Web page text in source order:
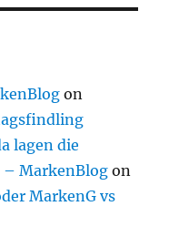
on
lagen die
MarkenBlogon
MarkenG vs